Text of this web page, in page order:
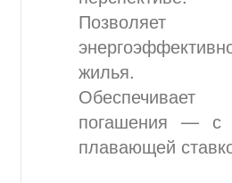
жилья.
погашения — с
плавающей